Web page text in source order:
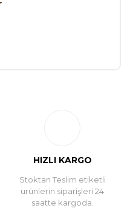
HIZLI KARGO
Stoktan Teslim etiketli
ürünlerin siparişleri 24
saatte kargoda.